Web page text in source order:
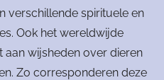
verschillende spirituele en
Ook het wereldwijde
aan wijsheden over dieren
Zo corresponderen deze